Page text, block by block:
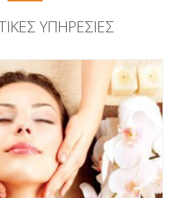
ΥΠΗΡΕΣΊΕΣ